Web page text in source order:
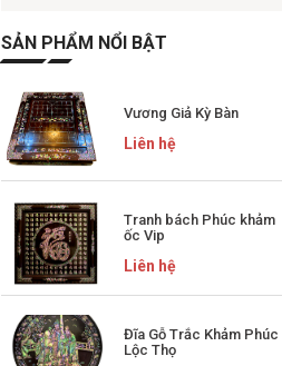
SẢN PHẨM NỔI BẬT
Vương Giả Kỳ Bàn
Liên hệ
Tranh bách Phúc khảm
ốc Vip
Liên hệ
Đĩa Gỗ Trắc Khảm Phúc
Lộc Thọ